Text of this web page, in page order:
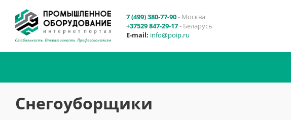
7 (499) 380-77-90- Москва
+37529 847-29-17- Беларусь
E-mail: info@poip.ru
Снегоуборщики